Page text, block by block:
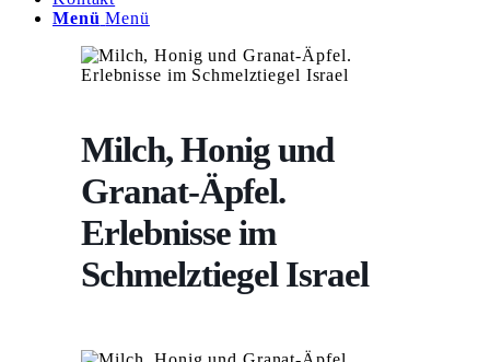
Menü Menü
Milch, Honig und
Granat-Äpfel.
Erlebnisse im
Schmelztiegel Israel